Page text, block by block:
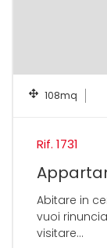
108mq
Rif. 1731
Abitare in
vuoi
visitare...